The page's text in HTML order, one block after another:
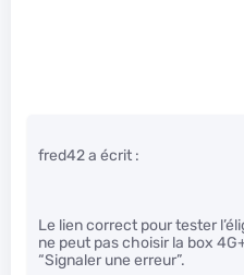
fred42 a écrit :
Le lien correct pour tester
ne peut pas choisir la box
“Signaler une erreur”.